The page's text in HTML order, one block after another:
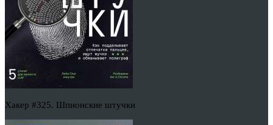
Хакер #325. Шпионские штучки